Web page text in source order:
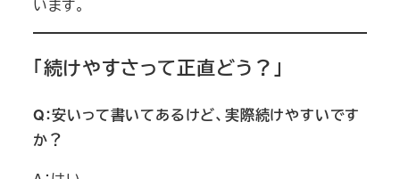
います。
「続けやすさって正直どう？」
Q：安いって書いてあるけど、実際続けやすいです
か？